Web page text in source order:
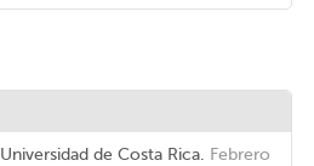
Universidad de Costa Rica. Febrero